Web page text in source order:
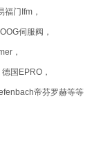
门Ifm，
伺服阀，
，
国EPRO，
帝芬罗赫等等